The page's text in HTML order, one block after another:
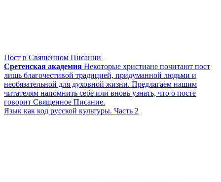
Пост в Священном Писании
Сретенская академия Некоторые христиане почитают пост
лишь благочестивой традицией, придуманной людьми и
необязательной для духовной жизни. Предлагаем нашим
читателям напомнить себе или вновь узнать, что о посте
говорит Священное Писание.
Язык как код русской культуры. Часть 2